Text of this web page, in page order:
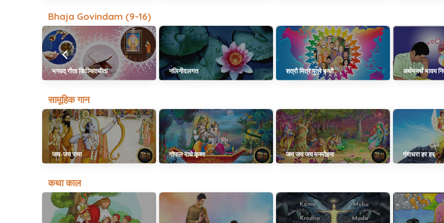
Bhaja Govindam (9-16)
भगवद् गीता किञ्चिदधीता नलिनीदलगत शत्रौ मित्रे पुत्रे बन्धौ अर्थमनर्थं भावय
सामूहिक गान
जय-जय रामा गोपाल राधे कृष्ण जय जय जय मनमोहना गंगाधरा हर हर
कथा काल